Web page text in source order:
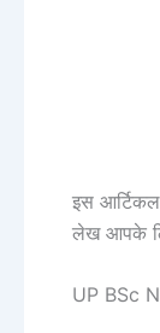
इस
लेख आपके
UP BSc